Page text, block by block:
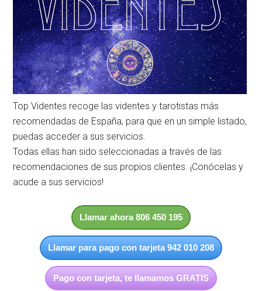
Top Videntes recoge las videntes y tarotistas más
recomendadas de España, para que en un simple listado,
puedas acceder a sus servicios.
Todas ellas han sido seleccionadas a través de las
recomendaciones de sus propios clientes. ¡Conócelas y
acude a sus servicios!
Llamar ahora 806 450 195
Llamar para pago con tarjeta 942 010 208
Pago con tarjeta, te llamamos GRATIS